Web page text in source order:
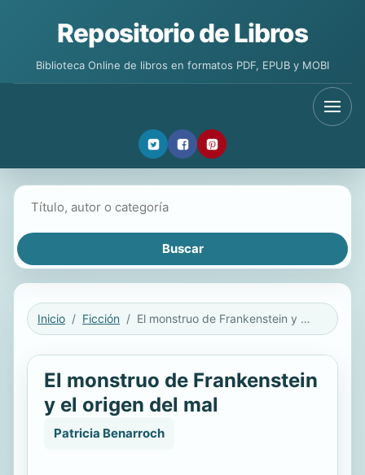
Repositorio de Libros
Biblioteca Online de libros en formatos PDF, EPUB y MOBI
Inicio Ficción El monstruo de Frankenstein y el origen del mal
El monstruo de Frankenstein
y el origen del mal
Patricia Benarroch